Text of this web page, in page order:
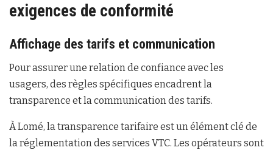
exigences de conformité
Affichage des tarifs et communication
Pour assurer une relation de confiance avec les
usagers, des règles spécifiques encadrent la
transparence et la communication des tarifs.
À Lomé, la transparence tarifaire est un élément clé de
la réglementation des services VTC. Les opérateurs sont